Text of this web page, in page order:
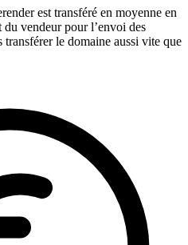
est transféré en moyenne en
vendeur pour l’envoi des
transférer le domaine aussi vite que